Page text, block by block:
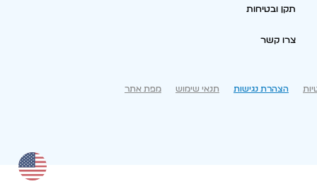
תקן ובטיחות
צרו קשר
הצהרת נגישות תנאי שימוש מפת אתר